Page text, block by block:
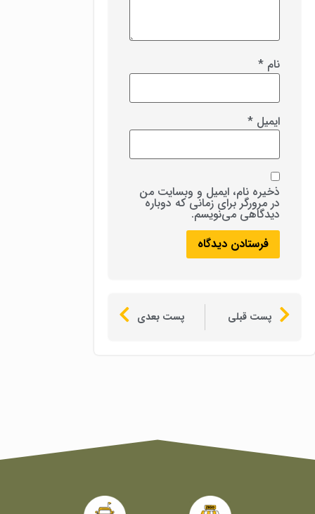
نام *
ایمیل *
ذخیره نام، ایمیل و وبسایت من
در مرورگر برای زمانی که دوباره
دیدگاهی می‌نویسم.
پست قبلی پست بعدی